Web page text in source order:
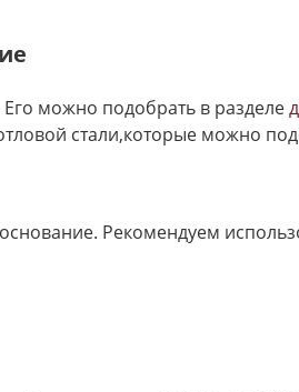
можно подобрать в разделе
стали,которые можно
Рекомендуем